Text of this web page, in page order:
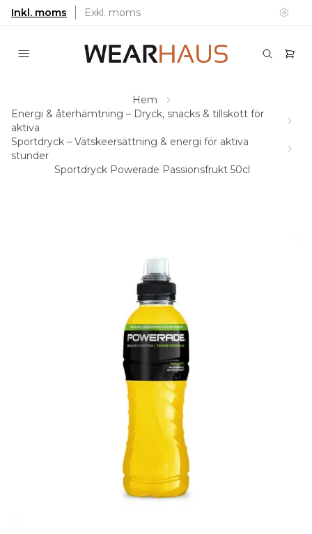
Inkl. moms Exkl. moms
Hem
Energi & återhämtning – Dryck, snacks & tillskott för
aktiva
Sportdryck – Vätskeersättning & energi för aktiva
stunder
Sportdryck Powerade Passionsfrukt 50cl